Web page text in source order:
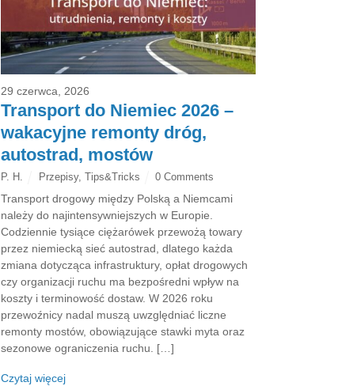
29 czerwca, 2026
Transport do Niemiec 2026 –
wakacyjne remonty dróg,
autostrad, mostów
P. H. Przepisy, Tips&Tricks 0 Comments
Transport drogowy między Polską a Niemcami
należy do najintensywniejszych w Europie.
Codziennie tysiące ciężarówek przewożą towary
przez niemiecką sieć autostrad, dlatego każda
zmiana dotycząca infrastruktury, opłat drogowych
czy organizacji ruchu ma bezpośredni wpływ na
koszty i terminowość dostaw. W 2026 roku
przewoźnicy nadal muszą uwzględniać liczne
remonty mostów, obowiązujące stawki myta oraz
sezonowe ograniczenia ruchu. […]
Czytaj więcej